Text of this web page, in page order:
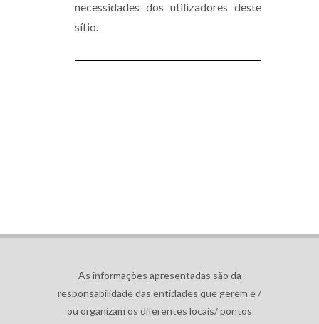
necessidades dos utilizadores deste
sítio.
As informações apresentadas são da
responsabilidade das entidades que gerem e /
ou organizam os diferentes locais/ pontos